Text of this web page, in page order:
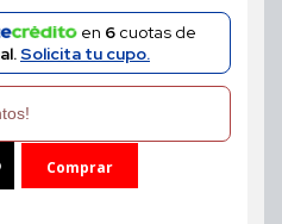
en 6cuotas de
Solicita tu cupo.
Comprar